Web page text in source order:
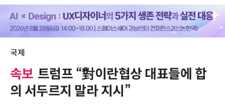
국제
속보 트럼프 “對이란협상 대표들에 합
의 서두르지 말라 지시”